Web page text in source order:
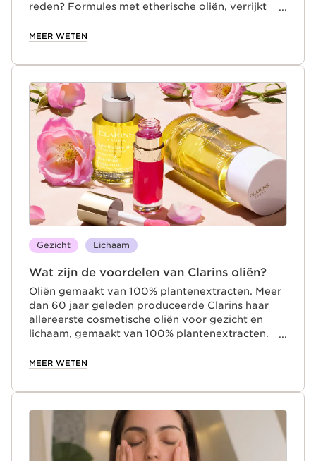
reden? Formules met etherische oliën, verrijkt
bekendstaat om zijn vele huidverzorgende
Clarins biedt drie verschillende gezichtsoliën die
ontwikkeld voor een bepaald huidtype.
MEER WETEN
Gezicht Lichaam
Wat zijn de voordelen van Clarins oliën?
Oliën gemaakt van 100% plantenextracten. Meer
dan 60 jaar geleden produceerde Clarins haar
allereerste cosmetische oliën voor gezicht en
lichaam, gemaakt van 100% plantenextracten.
zorgvuldig gekozen plantenextracten, bekend
etherische oliën en hazelnootolie, die
met de plantenextracten helpen deze oliën bij
huidproblemen zoals uitdroging, droogheid,
overtollig talg en zwellingen.
MEER WETEN